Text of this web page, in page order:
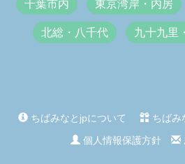
千葉市内 東京湾岸・内房
北総・八千代 九十九里
ちばみなとjpについて ちばみ
個人情報保護方針